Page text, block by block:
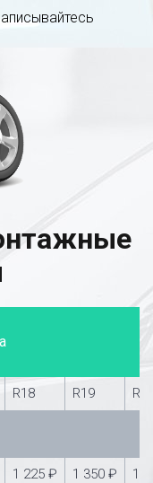
R18 R19
1 225 ₽ 1 350 ₽ 1